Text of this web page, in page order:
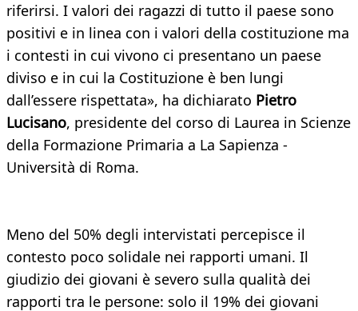
riferirsi. I valori dei ragazzi di tutto il paese sono
positivi e in linea con i valori della costituzione ma
i contesti in cui vivono ci presentano un paese
diviso e in cui la Costituzione è ben lungi
dall’essere rispettata», ha dichiarato Pietro
Lucisano, presidente del corso di Laurea in Scienze
della Formazione Primaria a La Sapienza -
Università di Roma.
Meno del 50% degli intervistati percepisce il
contesto poco solidale nei rapporti umani. Il
giudizio dei giovani è severo sulla qualità dei
rapporti tra le persone: solo il 19% dei giovani